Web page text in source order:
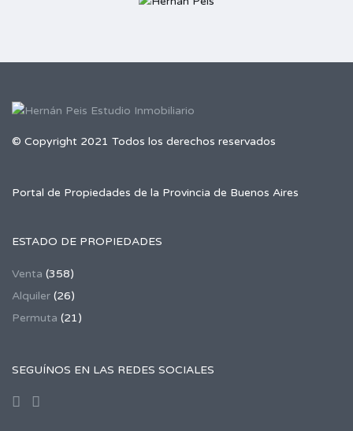
© Copyright 2021 Todos los derechos reservados
Portal de Propiedades de la Provincia de Buenos Aires
ESTADO DE PROPIEDADES
Venta (358)
Alquiler (26)
Permuta (21)
SEGUÍNOS EN LAS REDES SOCIALES